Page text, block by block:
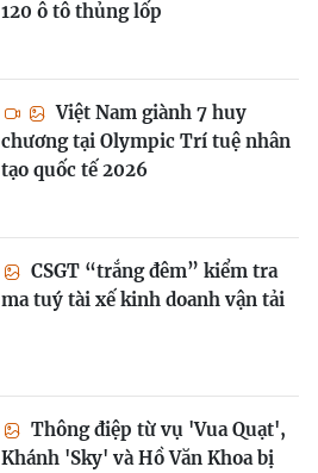
120 ô tô thủng lốp
Việt Nam giành 7 huy
chương tại Olympic Trí tuệ nhân
tạo quốc tế 2026
CSGT “trắng đêm” kiểm tra
ma tuý tài xế kinh doanh vận tải
Thông điệp từ vụ 'Vua Quạt',
Khánh 'Sky' và Hồ Văn Khoa bị